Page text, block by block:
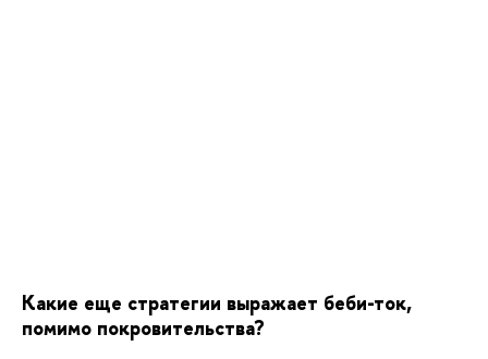
Какие еще стратегии выражает беби-ток,
помимо покровительства?